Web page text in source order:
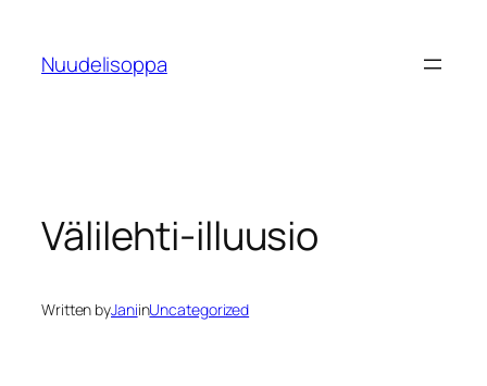
content
Nuudelisoppa
Välilehti-illuusio
Written byJaniinUncategorized